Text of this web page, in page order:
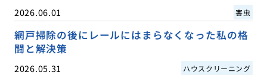
2026.06.01 害虫
網戸掃除の後にレールにはまらなくなった私の格
闘と解決策
2026.05.31 ハウスクリーニング